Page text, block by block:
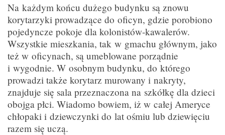
Na każdym końcu dużego budynku są znowu
korytarzyki prowadzące do oficyn, gdzie porobiono
pojedyncze pokoje dla kolonistów-kawalerów.
Wszystkie mieszkania, tak w gmachu głównym, jako
też w oficynach, są umeblowane porządnie
i wygodnie. W osobnym budynku, do którego
prowadzi także korytarz murowany i nakryty,
znajduje się sala przeznaczona na szkółkę dla dzieci
obojga płci. Wiadomo bowiem, iż w całej Ameryce
chłopaki i dziewczynki do lat ośmiu lub dziewięciu
razem się uczą.